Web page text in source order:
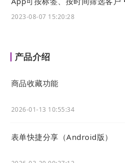
登录后，可以显示账户的登
物车等多个会员页面入口：
操作路径：后台 - 客户 - 会员
下方红框内的配置，来设置
移动端分别的是否展示。
新增:车辆检验查询系统
2023-08-07 15:20:28
产品介绍
商品收藏功能
2026-01-13 10:55:34
表单快捷分享（Android版）